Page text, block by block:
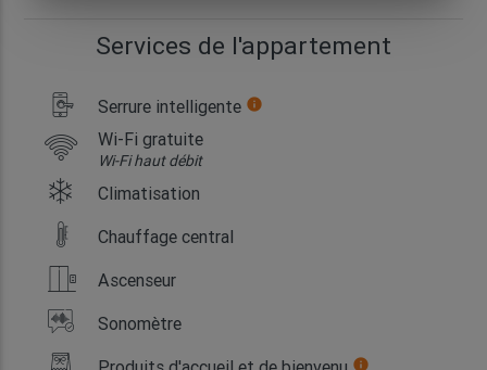
Services de l'appartement
Serrure intelligente info
Wi-Fi gratuite
Wi-Fi haut débit
Climatisation
Chauffage central
Ascenseur
Sonomètre
info